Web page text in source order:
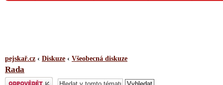
pejskař.cz ‹ Diskuze ‹ Všeobecná diskuze
Rada
Odeslat odpověď